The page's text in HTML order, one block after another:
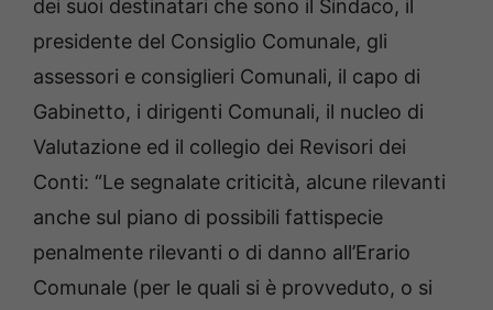
dei suoi destinatari che sono il Sindaco, il
presidente del Consiglio Comunale, gli
assessori e consiglieri Comunali, il capo di
Gabinetto, i dirigenti Comunali, il nucleo di
Valutazione ed il collegio dei Revisori dei
Conti: “Le segnalate criticità, alcune rilevanti
anche sul piano di possibili fattispecie
penalmente rilevanti o di danno all’Erario
Comunale (per le quali si è provveduto, o si